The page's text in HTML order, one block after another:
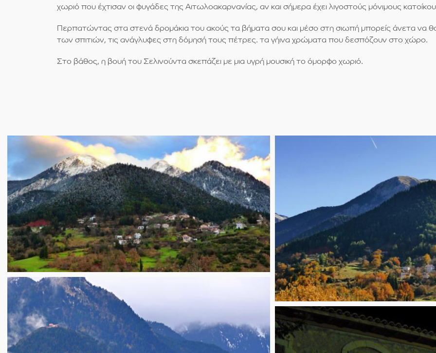
χωριό που έχτισαν οι φυγάδες της Αιτωλοακαρνανίας, αν και σήμερα έχει λιγοστούς μόνιμους
Περπατώντας στα στενά δρομάκια του ακούς τα βήματα σου και μέσο στη σιωπή μπορείς άνετα να
των σπιτιών, τις ανάγλυφες στη δόμησή τους πέτρες. τα γήινα χρώματα που δεσπόζουν στο χώρο.
Στο βάθος, η βουή του Σελινούντα σκεπάζει με μια υγρή μουσική το όμορφο χωριό.